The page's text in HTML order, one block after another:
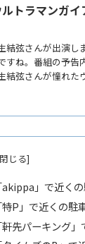
トラマンガ
結弦さんが出演し
すね。番組の予
結弦さんが憧れた
」で近く
P」で近くの駐
先パーキング